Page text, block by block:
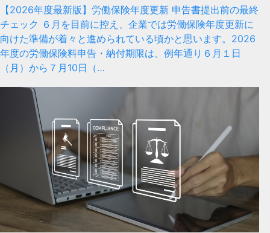
【2026年度最新版】労働保険年度更新 申告書提出前の最終
チェック ６月を目前に控え、企業では労働保険年度更新に
向けた準備が着々と進められている頃かと思います。2026
年度の労働保険料申告・納付期限は、例年通り６月１日
（月）から７月10日（…